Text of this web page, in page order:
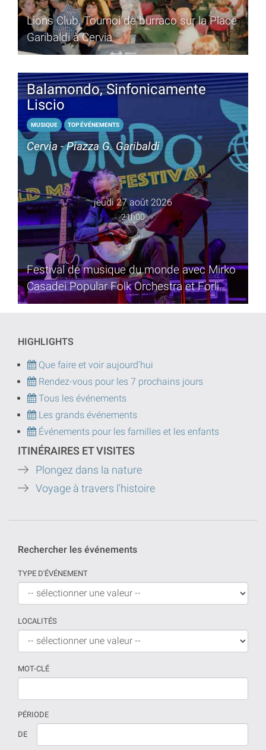
Lions Club, Tournoi de burraco sur la Place
Garibaldi à Cervia
Balamondo, Sinfonicamente
Liscio
MUSIQUE TOP ÉVÉNEMENTS
Cervia - Piazza G. Garibaldi
jeudi 27 août 2026
21h00
Festival de musique du monde avec Mirko
Casadei Popular Folk Orchestra et Forlì
Musique Orchestra, special guest Danilo
HIGHLIGHTS
Que faire et voir aujourd'hui
Rendez-vous pour les 7 prochains jours
Tous les événements
Les grands événements
Événements pour les familles et les enfants
ITINÉRAIRES ET VISITES
Plongez dans la nature
Voyage à travers l'histoire
Rechercher les événements
TYPE D'ÉVÉNEMENT
LOCALITÉS
MOT-CLÉ
PÉRIODE
Si
aucune
La
DE